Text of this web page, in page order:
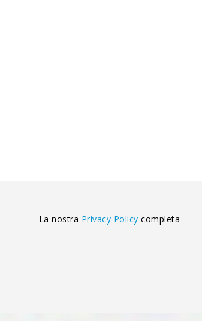
La nostra Privacy Policycompleta